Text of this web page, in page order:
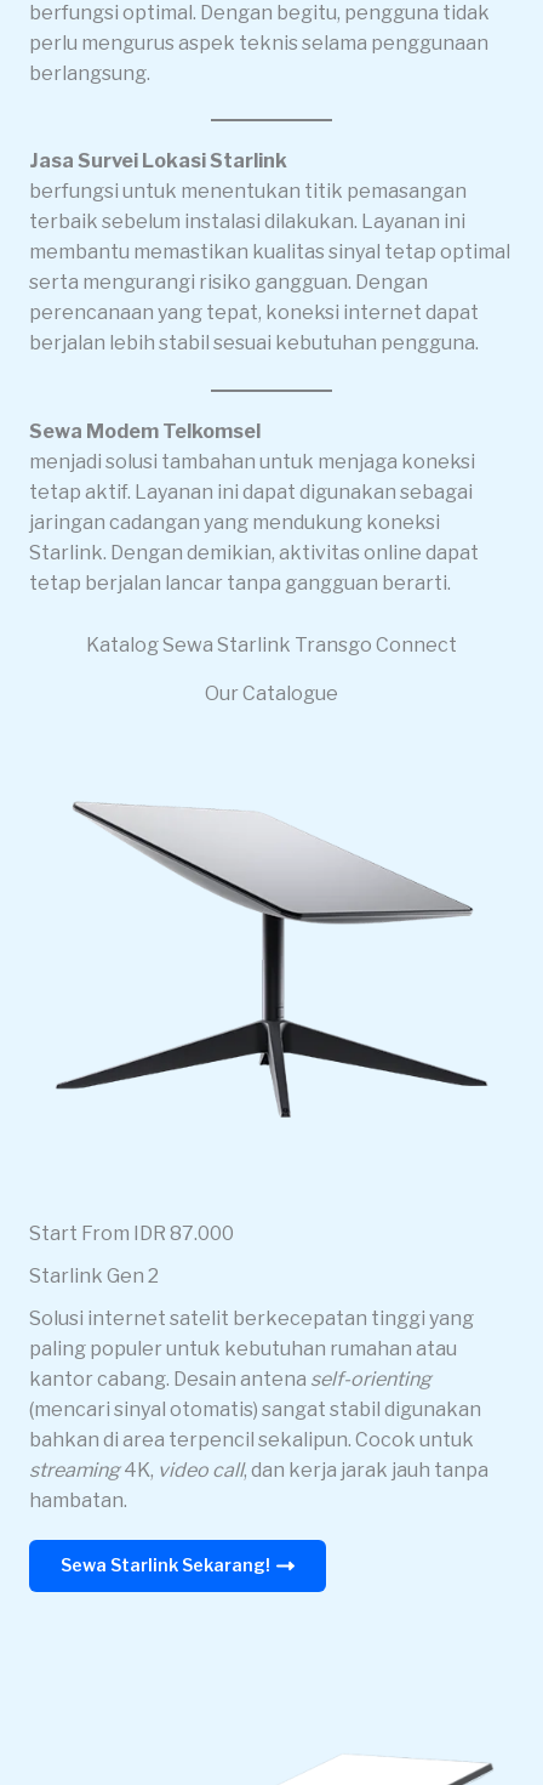
berfungsi optimal. Dengan begitu, pengguna tidak
perlu mengurus aspek teknis selama penggunaan
berlangsung.
Jasa Survei Lokasi Starlink
berfungsi untuk menentukan titik pemasangan
terbaik sebelum instalasi dilakukan. Layanan ini
membantu memastikan kualitas sinyal tetap optimal
serta mengurangi risiko gangguan. Dengan
perencanaan yang tepat, koneksi internet dapat
berjalan lebih stabil sesuai kebutuhan pengguna.
Sewa Modem Telkomsel
menjadi solusi tambahan untuk menjaga koneksi
tetap aktif. Layanan ini dapat digunakan sebagai
jaringan cadangan yang mendukung koneksi
Starlink. Dengan demikian, aktivitas online dapat
tetap berjalan lancar tanpa gangguan berarti.
Katalog Sewa Starlink Transgo Connect
Our Catalogue
Start From IDR 87.000
Starlink Gen 2
Solusi internet satelit berkecepatan tinggi yang
paling populer untuk kebutuhan rumahan atau
kantor cabang. Desain antena self-orienting
(mencari sinyal otomatis) sangat stabil digunakan
bahkan di area terpencil sekalipun. Cocok untuk
streaming4K, video call, dan kerja jarak jauh tanpa
hambatan.
Sewa Starlink Sekarang!